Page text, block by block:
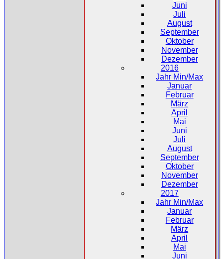
Juni
Juli
August
September
Oktober
November
Dezember
2016
Jahr Min/Max
Januar
Februar
März
April
Mai
Juni
Juli
August
September
Oktober
November
Dezember
2017
Jahr Min/Max
Januar
Februar
März
April
Mai
Juni